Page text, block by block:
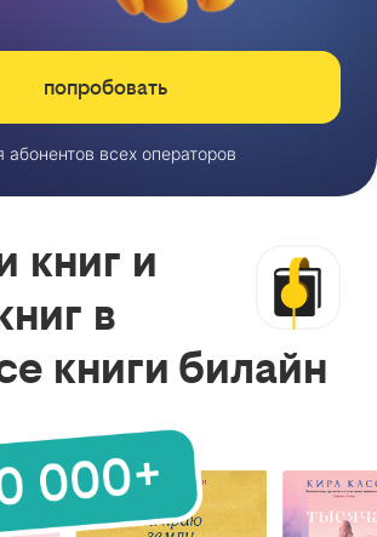
попробовать
абонентов всех операторов
книг и
в
книги билайн